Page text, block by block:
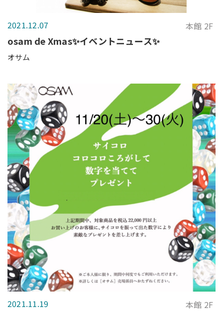
2021.12.07 本館 2F
osam de Xmas✨イベントニュース✨
オサム
2021.11.19 本館 2F